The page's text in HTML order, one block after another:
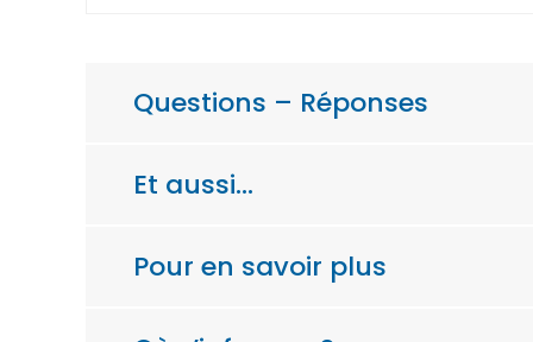
Questions – Réponses
Et aussi…
Pour en savoir plus